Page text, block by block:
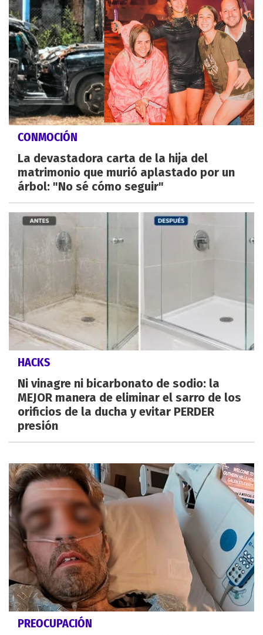
CONMOCIÓN
La devastadora carta de la hija del
matrimonio que murió aplastado por un
árbol: "No sé cómo seguir"
HACKS
Ni vinagre ni bicarbonato de sodio: la
MEJOR manera de eliminar el sarro de los
orificios de la ducha y evitar PERDER
presión
PREOCUPACIÓN